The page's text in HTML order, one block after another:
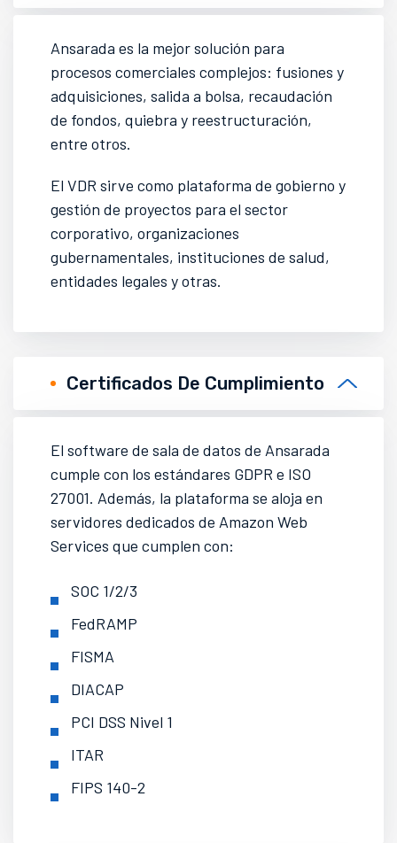
Ansarada es la mejor solución para
procesos comerciales complejos: fusiones y
adquisiciones, salida a bolsa, recaudación
de fondos, quiebra y reestructuración,
entre otros.
El VDR sirve como plataforma de gobierno y
gestión de proyectos para el sector
corporativo, organizaciones
gubernamentales, instituciones de salud,
entidades legales y otras.
Certificados De Cumplimiento
El software de sala de datos de Ansarada
cumple con los estándares GDPR e ISO
27001. Además, la plataforma se aloja en
servidores dedicados de Amazon Web
Services que cumplen con:
SOC 1/2/3
FedRAMP
FISMA
DIACAP
PCI DSS Nivel 1
ITAR
FIPS 140-2